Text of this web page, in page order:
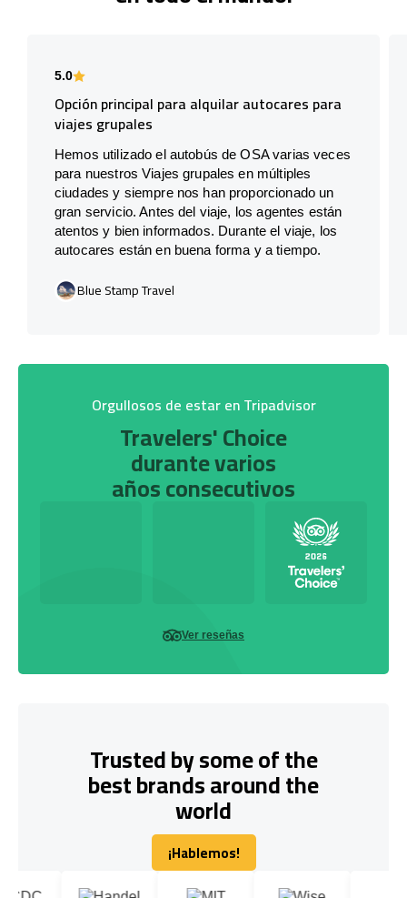
5.0
Opción principal para alquilar autocares para
viajes grupales
Hemos utilizado el autobús de OSA varias veces
para nuestros Viajes grupales en múltiples
ciudades y siempre nos han proporcionado un
gran servicio. Antes del viaje, los agentes están
atentos y bien informados. Durante el viaje, los
autocares están en buena forma y a tiempo.
Blue Stamp Travel
Orgullosos de estar en Tripadvisor
Travelers' Choice
durante varios
años consecutivos
Ver reseñas
Trusted by some of the
best brands around the
world
¡Hablemos!
¡Hablemos!